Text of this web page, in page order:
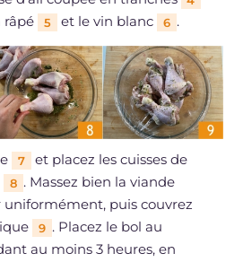
râpé 5 et le vin blanc 6 .
7
et placez les cuisses de
8 . Massez bien la viande
uniformément, puis couvrez
9 . Placez le bol au
au moins 3 heures, en